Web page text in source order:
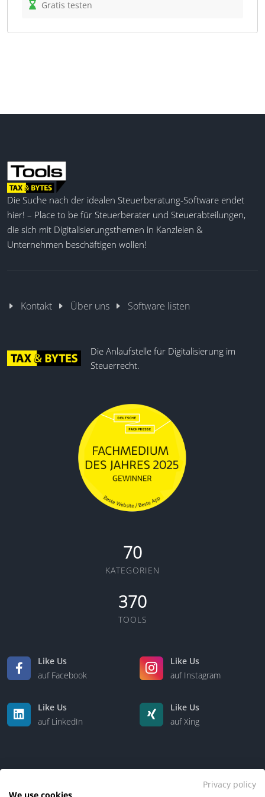
in Unternehmen durch digitale Workflows und ein
Funktionen zur Rechnungsverarbeitung, zum
ist.
Automatisiertes Indexieren
Dokumenten-Import
Aufgabensteuerung
Elektronische Signaturen
Gratis testen
Die Suche nach der idealen Steuerberatung-Software endet
hier! – Place to be für Steuerberater und Steuerabteilungen,
die sich mit Digitalisierungsthemen in Kanzleien &
Unternehmen beschäftigen wollen!
Kontakt Über uns Software listen
Die Anlaufstelle für Digitalisierung im
Steuerrecht.
70
KATEGORIEN
370
TOOLS
Like Us
auf Facebook
Like Us
auf Instagram
Like Us
auf LinkedIn
Like Us
auf Xing
Privacy policy